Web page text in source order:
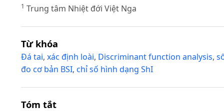
1 Trung tâm Nhiệt đới Việt Nga
Từ khóa
Đá tai, xác định loài, Discriminant function analysis,
đo cơ bản BSI, chỉ số hình dạng ShI
Tóm tắt